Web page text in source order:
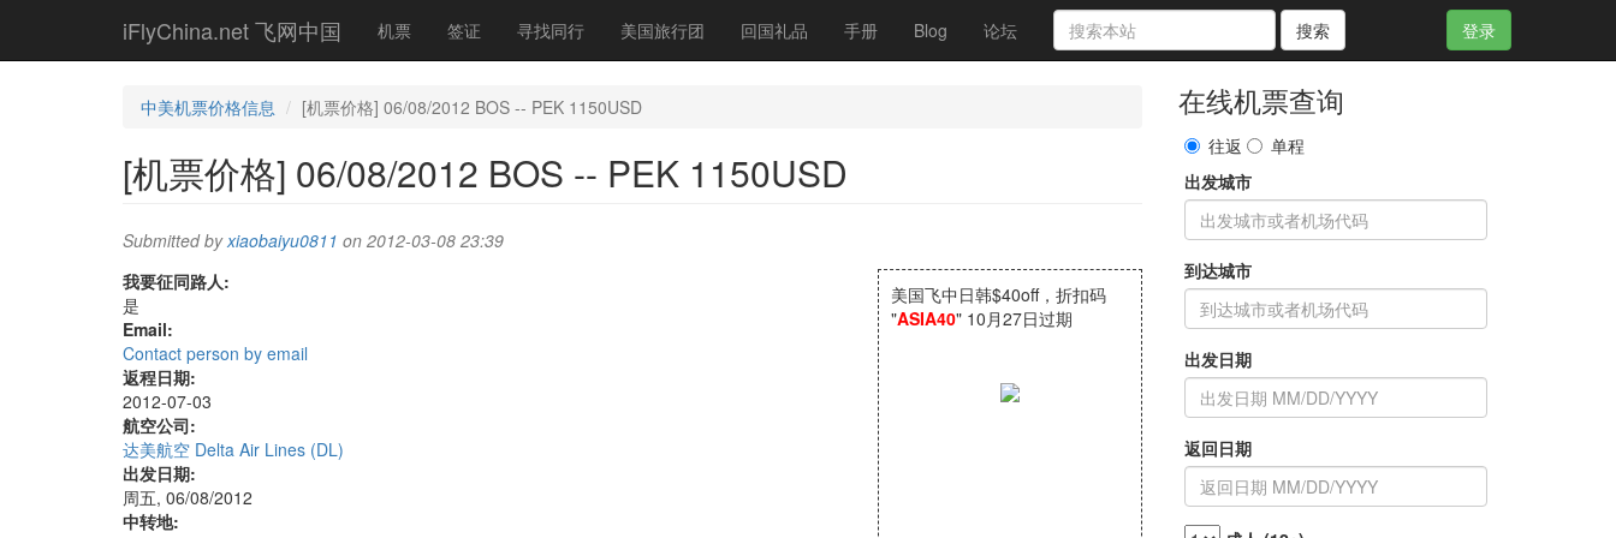
main
iFlyChina.net 飞网中国 机票 签证 寻找同行 美国旅行团 回国礼品 手册 Blog 论坛 搜索 登录
中美机票价格信息 [机票价格] 06/08/2012 BOS -- PEK 1150USD
[机票价格] 06/08/2012 BOS -- PEK 1150USD
Submitted byxiaobaiyu0811 on 2012-03-08 23:39
美国飞中日韩$40off，折扣码
"ASIA40" 10月27日过期
我要征同路人:
是
Email:
Contact person by email
返程日期:
2012-07-03
航空公司:
达美航空 Delta Air Lines (DL)
出发日期:
周五, 06/08/2012
中转地:
在线机票查询
往返
单程
出发城市
到达城市
出发日期
返回日期